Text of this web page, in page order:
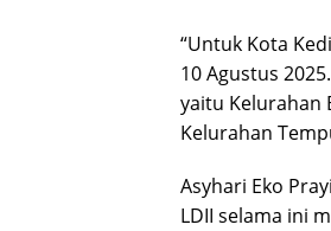
“Untuk Kota
10 Agustus
yaitu Kelurahan
Kelurahan
Asyhari Eko
LDII selama ini